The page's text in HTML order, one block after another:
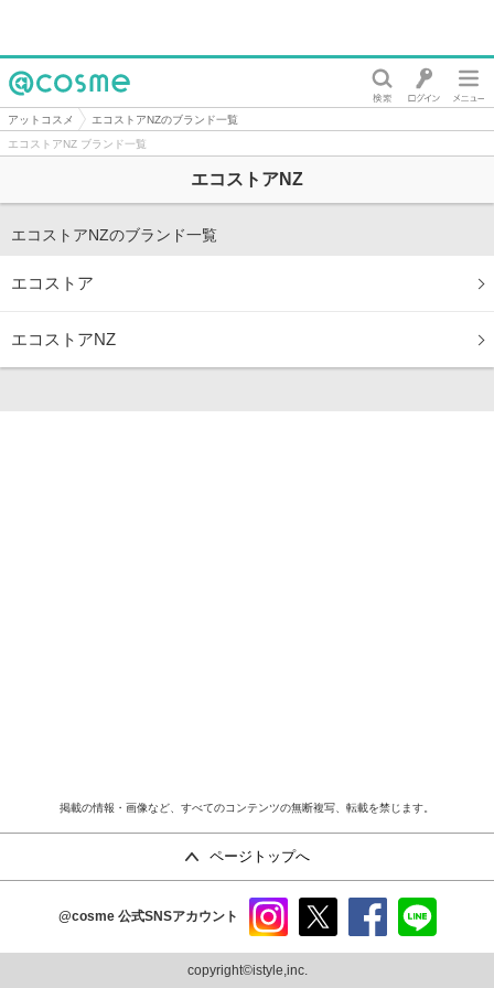
@cosme
アットコスメ
エコストアNZのブランド一覧
エコストアNZ ブランド一覧
エコストアNZ
エコストアNZのブランド一覧
エコストア
エコストアNZ
掲載の情報・画像など、すべてのコンテンツの無断複写、転載を禁じます。
ページトップへ
@cosme 公式SNSアカウント
ram
copyright©istyle,inc.